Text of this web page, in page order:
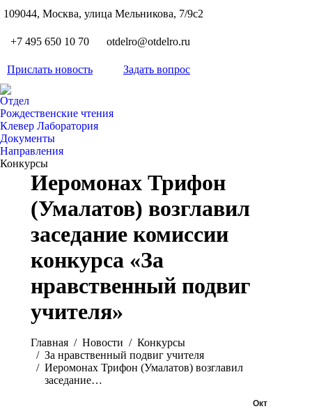
109044, Москва, улица Мельникова, 7/9с2
+7 495 650 10 70 otdelro@otdelro.ru
Прислать новость Задать вопрос
Отдел
Рождественские чтения
Клевер Лаборатория
Документы
Направления
Конкурсы
Иеромонах Трифон
(Умалатов) возглавил
заседание комиссии
конкурса «За
нравственный подвиг
учителя»
Главная
Новости
Конкурсы
За нравственный подвиг учителя
Иеромонах Трифон (Умалатов) возглавил
заседание…
Окт